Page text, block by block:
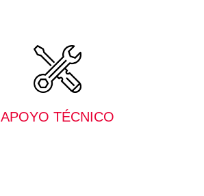
APOYO TÉCNICO